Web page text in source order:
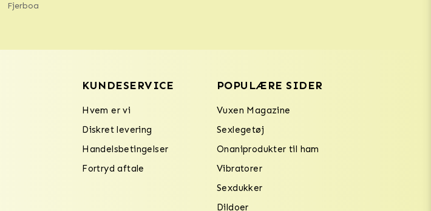
Fjerboa
KUNDESERVICE
Hvem er vi
Diskret levering
Handelsbetingelser
Fortryd aftale
POPULÆRE SIDER
Vuxen Magazine
Sexlegetøj
Onaniprodukter til ham
Vibratorer
Sexdukker
Dildoer